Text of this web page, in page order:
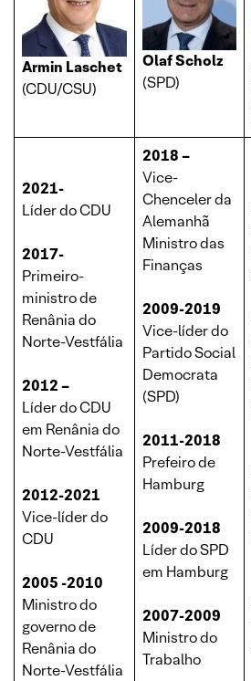
Armin Laschet
(CDU/CSU)
Olaf Scholz
(SPD)
2021-
Líder do CDU
2017-
Primeiro-
ministro de
Renânia do
Norte-Vestfália
2012 –
Líder do CDU
em Renânia do
Norte-Vestfália
2012-2021
Vice-líder do
CDU
2005 -2010
Ministro do
governo de
Renânia do
Norte-Vestfália
2018 –
Vice-
Chenceler da
Alemanhã
Ministro das
Finanças
2009-2019
Vice-líder do
Partido Social
Democrata
(SPD)
2011-2018
Prefeiro de
Hamburg
2009-2018
Líder do SPD
em Hamburg
2007-2009
Ministro do
Trabalho